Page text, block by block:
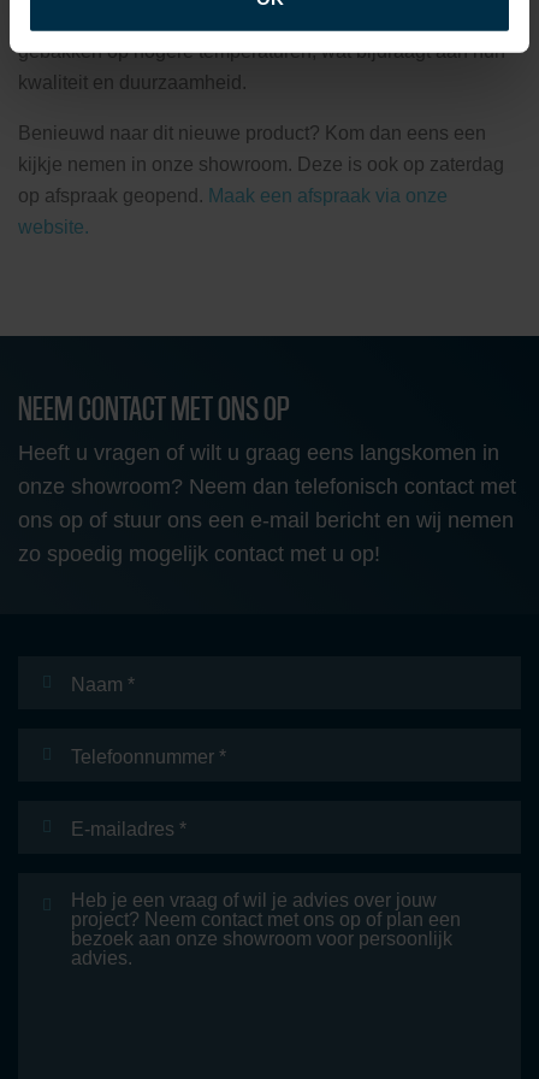
gebakken op hogere temperaturen, wat bijdraagt aan hun
kwaliteit en duurzaamheid.
Benieuwd naar dit nieuwe product? Kom dan eens een
kijkje nemen in onze showroom. Deze is ook op zaterdag
op afspraak geopend. Maak een afspraak via onze
website.
NEEM CONTACT MET ONS OP
Heeft u vragen of wilt u graag eens langskomen in
onze showroom? Neem dan telefonisch contact met
ons op of stuur ons een e-mail bericht en wij nemen
zo spoedig mogelijk contact met u op!
mailadres *